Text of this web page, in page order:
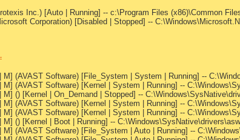
Inc.) [Auto | Running] -- c:\Program Files (x86)\Common
Corporation) [Disabled | Stopped] --
M] (AVAST Software) [File_System | System | Running] --
M] (AVAST Software) [Kernel | System | Running] --
M] () [Kernel | On_Demand | Stopped] --
M] (AVAST Software) [Kernel | System | Running] --
M] (AVAST Software) [Kernel | System | Running] --
M] () [Kernel | Boot | Running] --
M] (AVAST Software) [File_System | Auto | Running] --